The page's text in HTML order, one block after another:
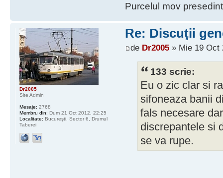
Purcelul mov
Re: Discuţii
de Dr2005» Mie 19 Oct
133 scrie:
Eu o zic clar si
sifoneaza banii
fals necesare
discrepantele si
se va rupe.
Dr2005
Site Admin
Mesaje: 2768
Membru din: Dum 21 Oct 2012, 22:25
Localitate: Bucureşti, Sector 6, Drumul
Taberei